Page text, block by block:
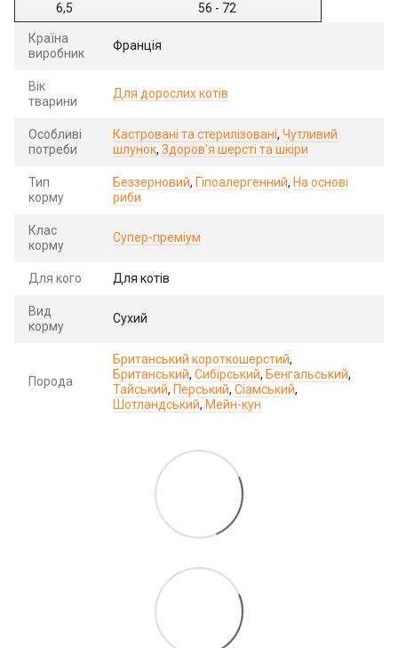
6,5
56 - 72
Країна
виробник
Франція
Вік
тварини
Для дорослих котів
Особливі
потреби
Кастровані та стерилізовані, Чутливий
шлунок, Здоров'я шерсті та шкіри
Тип
корму
Беззерновий, Гіпоалергенний, На основі
риби
Клас
корму
Супер-преміум
Для кого Для котів
Вид
корму
Сухий
Порода
Британський короткошерстий,
Британський, Сибірський, Бенгальський,
Тайський, Перський, Сіамський,
Шотландський, Мейн-кун